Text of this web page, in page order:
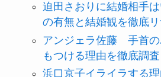
迫田さおりに結婚相手
の有無と結婚観を徹底リ
アンジェラ佐藤 手首の
もつける理由を徹底調査
浜口京子イライラする